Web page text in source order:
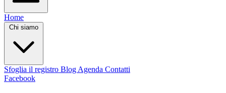
Home
Chi siamo
Sfoglia il registro Blog Agenda Contatti
Facebook